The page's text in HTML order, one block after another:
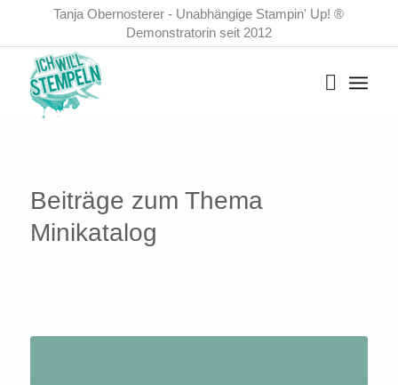
Tanja Obernosterer - Unabhängige Stampin' Up! ®
Demonstratorin seit 2012
Beiträge zum Thema
Minikatalog